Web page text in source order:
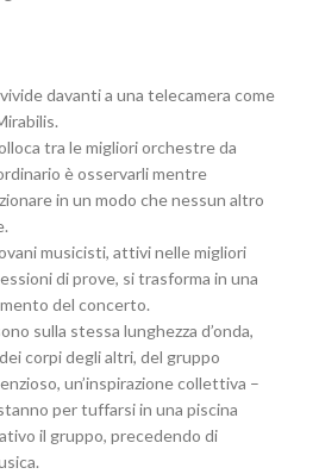
davanti a una telecamera come
tra le migliori orchestre da
è osservarli mentre
in un modo che nessun altro
musicisti, attivi nelle migliori
di prove, si trasforma in una
del concerto.
sulla stessa lunghezza d’onda,
corpi degli altri, del gruppo
un’inspirazione collettiva –
per tuffarsi in una piscina
il gruppo, precedendo di